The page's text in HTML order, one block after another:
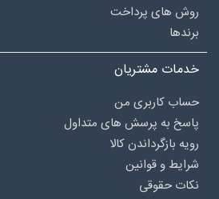
روش های پرداخت
برندها
خدمات مشتریان
حساب کاربری من
پاسخ به پرسش های متداول
رویه بازگرداندن کالا
شرایط و قوانین
نکات حقوقی